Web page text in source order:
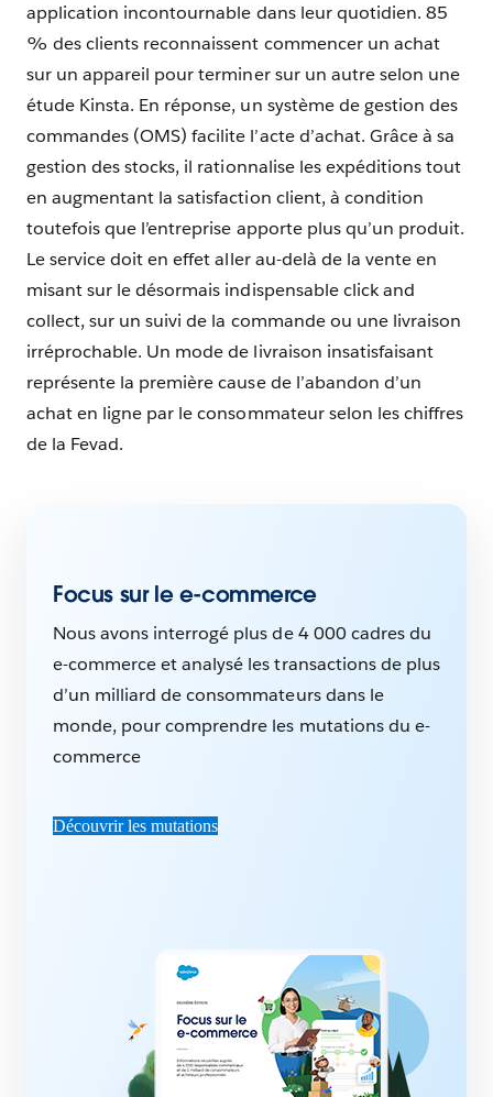
application incontournable dans leur quotidien. 85
% des clients reconnaissent commencer un achat
sur un appareil pour terminer sur un autre selon une
étude Kinsta. En réponse, un système de gestion des
commandes (OMS) facilite l’acte d’achat. Grâce à sa
gestion des stocks, il rationnalise les expéditions tout
en augmentant la satisfaction client, à condition
toutefois que l’entreprise apporte plus qu’un produit.
Le service doit en effet aller au-delà de la vente en
misant sur le désormais indispensable click and
collect, sur un suivi de la commande ou une livraison
irréprochable. Un mode de livraison insatisfaisant
représente la première cause de l’abandon d’un
achat en ligne par le consommateur selon les chiffres
de la Fevad.
Focus sur le e-commerce
Nous avons interrogé plus de 4 000 cadres du
e-commerce et analysé les transactions de plus
d’un milliard de consommateurs dans le
monde, pour comprendre les mutations du e-
commerce
Découvrir les mutations